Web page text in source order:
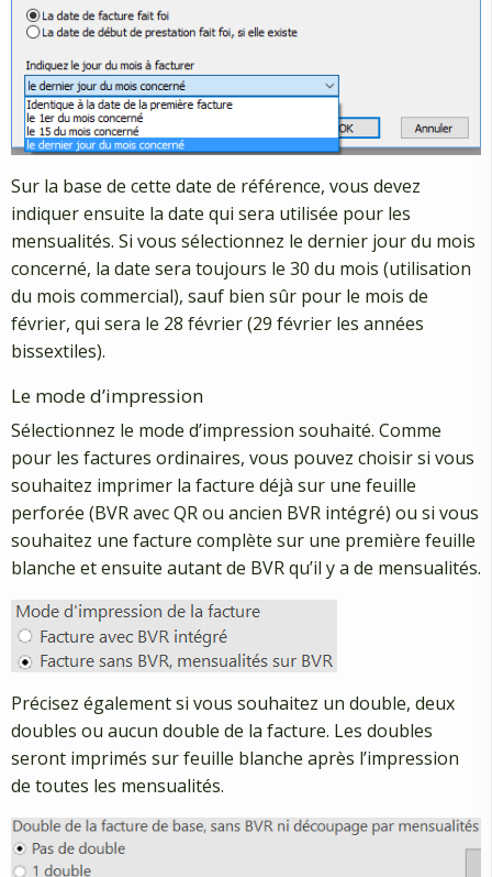
Sur la base de cette date de référence, vous devez
indiquer ensuite la date qui sera utilisée pour les
mensualités. Si vous sélectionnez le dernier jour du mois
concerné, la date sera toujours le 30 du mois (utilisation
du mois commercial), sauf bien sûr pour le mois de
février, qui sera le 28 février (29 février les années
bissextiles).
Le mode d’impression
Sélectionnez le mode d’impression souhaité. Comme
pour les factures ordinaires, vous pouvez choisir si vous
souhaitez imprimer la facture déjà sur une feuille
perforée (BVR avec QR ou ancien BVR intégré) ou si vous
souhaitez une facture complète sur une première feuille
blanche et ensuite autant de BVR qu’il y a de mensualités.
Précisez également si vous souhaitez un double, deux
doubles ou aucun double de la facture. Les doubles
seront imprimés sur feuille blanche après l’impression
de toutes les mensualités.